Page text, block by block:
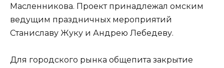
Масленникова. Проект принадлежал омским
ведущим праздничных мероприятий
Станиславу Жуку и Андрею Лебедеву.
Для городского рынка общепита закрытие